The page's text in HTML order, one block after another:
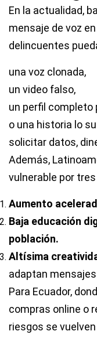
En la actualidad,
mensaje de voz
delincuentes
una voz clonada,
un video falso,
un perfil completo
o una historia lo
solicitar datos,
Además,
vulnerable por
Aumento
Baja educación
población.
Altísima
adaptan
Para Ecuador,
compras online o
riesgos se